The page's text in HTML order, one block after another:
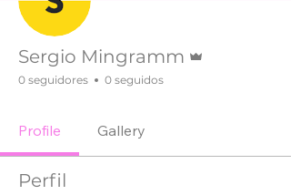
Sergio Mingramm
0 seguidores 0 seguidos
Profile Gallery
Perfil